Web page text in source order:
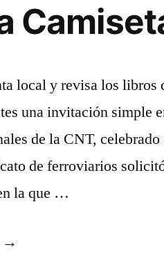
local y revisa los libros
una invitación simple
de la CNT,
de ferroviarios
la que …